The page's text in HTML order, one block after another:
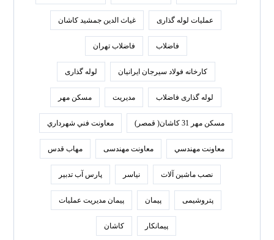
عملیات لوله گذاری غیاث الدین جمشید کاشان
فاضلاب فاضلاب تهران
كارخانه فولاد سيرجان ايرانيان لوله گذاری
لوله گذاری فاضلاب مدیریت مسکن مهر
مسکن مهر 31 کاشان( قمصر) معاونت فني شهرداري
معاونت مهندسي معاونت مهندسی مهاب قدس
نصب ماشین آلات نیاسر پارس‌ آب تدبير
پتروشیمی پیمان پیمان مدیریت عملیات
پیمانکار کاشان